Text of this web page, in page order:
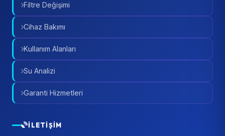
Filtre Değişimi
Cihaz Bakımı
Kullanım Alanları
Su Analizi
Garanti Hizmetleri
İLETIŞIM